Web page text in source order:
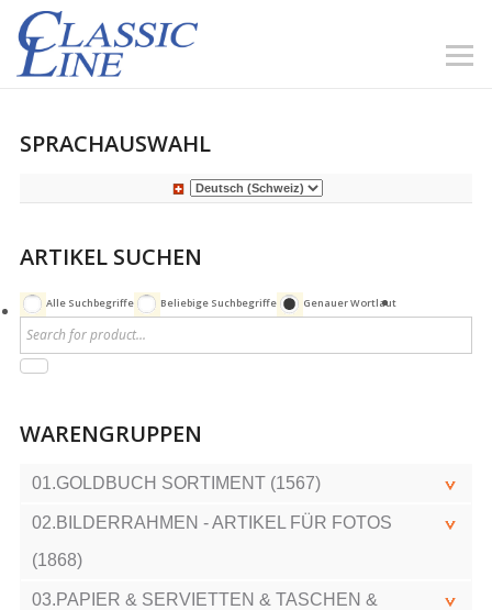
SPRACHAUSWAHL
ARTIKEL SUCHEN
Alle Suchbegriffe Beliebige Suchbegriffe Genauer Wortlaut
WARENGRUPPEN
01.GOLDBUCH SORTIMENT (1567)
02.BILDERRAHMEN - ARTIKEL FÜR FOTOS
(1868)
03.PAPIER & SERVIETTEN & TASCHEN &